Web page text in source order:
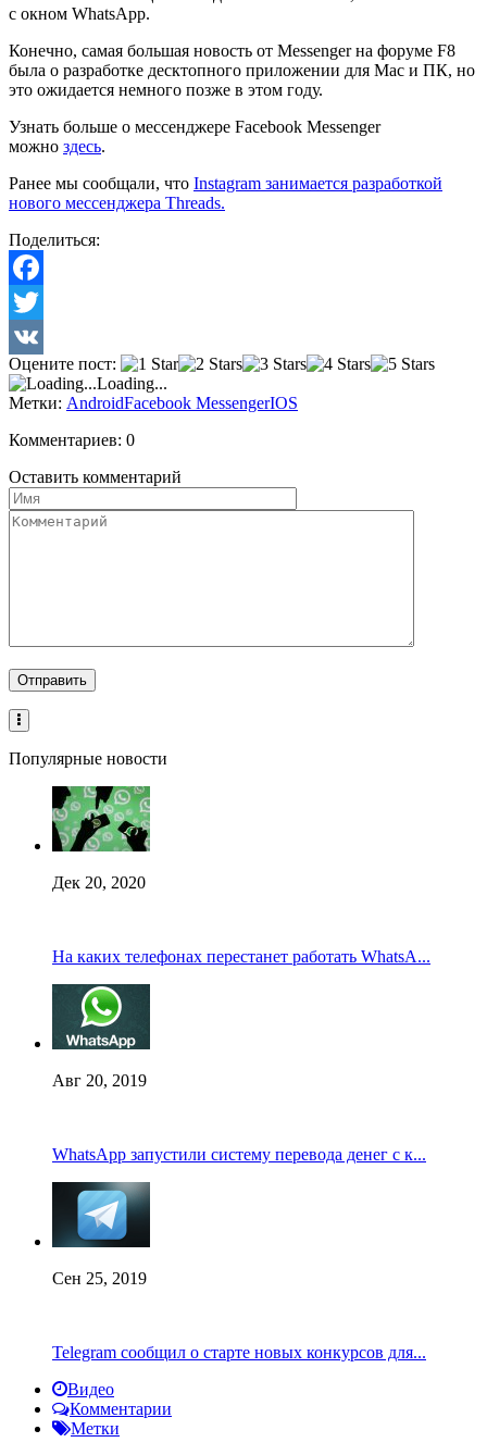
с окном WhatsApp.
Конечно, самая большая новость от Messenger на форуме F8
была о разработке десктопного приложении для Mac и ПК, но
это ожидается немного позже в этом году.
Узнать больше о мессенджере Facebook Messenger
можно здесь.
Ранее мы сообщали, что Instagram занимается разработкой
нового мессенджера Threads.
Поделиться:
Facebook
Twitter
VK
Оцените пост:
Loading...
Метки: AndroidFacebook MessengerIOS
Комментариев: 0
Оставить комментарий
Популярные новости
Дек 20, 2020
На каких телефонах перестанет работать WhatsA...
Авг 20, 2019
WhatsApp запустили систему перевода денег с к...
Сен 25, 2019
Telegram сообщил о старте новых конкурсов для...
Видео
Комментарии
Метки